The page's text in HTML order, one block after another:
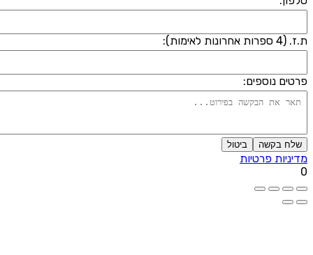
ספרות אחרונות לאימות):
נוספים:
שלח בקשה ביטול
פרטיות